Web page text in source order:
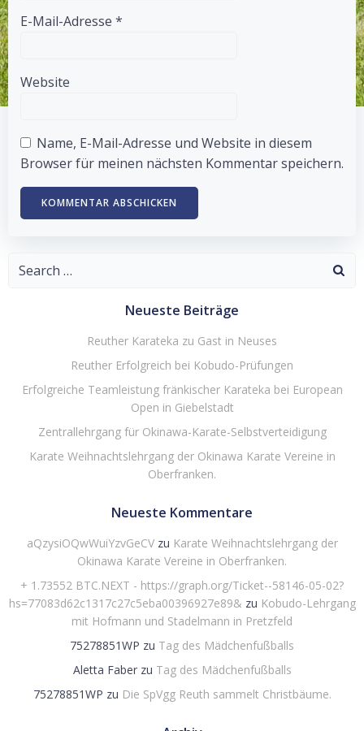
E-Mail-Adresse *
Website
Name, E-Mail-Adresse und Website in diesem
Browser für meinen nächsten Kommentar speichern.
Search
Neueste Beiträge
Reuther Karateka zu Gast in Neuses
Reuther Erfolgreich bei Kobudo-Prüfungen
Erfolgreiche Teamleistung fränkischer Karateka bei European
Open in Giebelstadt
Zentrallehrgang für Okinawa-Karate-Selbstverteidigung
Karate Weihnachtslehrgang der Okinawa Karate Vereine in
Oberfranken.
Neueste Kommentare
aQzysiOQwWuiYzvGeCVzu Karate Weihnachtslehrgang der
Okinawa Karate Vereine in Oberfranken.
+ 1.73552 BTC.NEXT - https://graph.org/Ticket--58146-05-02?
hs=77083d62c1317c27c5eba00396927e89& zu Kobudo-Lehrgang
mit Hofmann und Stadelmann in Pretzfeld
75278851WP zu Tag des Mädchenfußballs
Aletta Faberzu Tag des Mädchenfußballs
75278851WP zu Die SpVgg Reuth sammelt Christbäume.